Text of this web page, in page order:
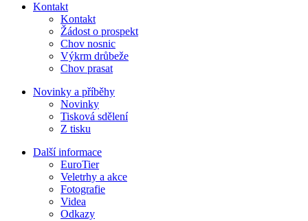
Kontakt
Kontakt
Žádost o prospekt
Chov nosnic
Výkrm drůbeže
Chov prasat
Novinky a příběhy
Novinky
Tisková sdělení
Z tisku
Další informace
EuroTier
Veletrhy a akce
Fotografie
Videa
Odkazy